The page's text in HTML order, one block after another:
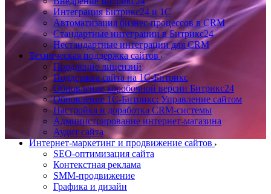
Интеграция Битрикс24 и 1С
Автоматизация бизнес-процессов в CRM
Стандартные интеграции в Битрикс24
Нестандартные интеграции для CRM
Техническая поддержка сайтов
Продление лицензий
Поддержка сайта на 1С-Битрикс
Обновление коробочной версии Битрикс24
Обновление 1С-Битрикс: Управление сайтом
Настройка и доработка CRM-системы
Администрирование интернет-магазина
Аудит сайта
Интернет-маркетинг и продвижение сайтов
SEO-оптимизация сайта
Контекстная реклама
SMM-продвижение
Графика и дизайн